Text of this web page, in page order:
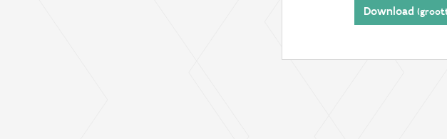
Download